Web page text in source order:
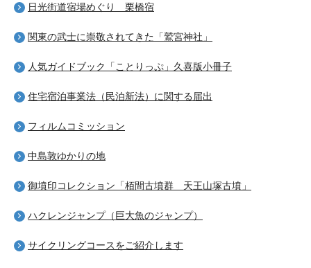
日光街道宿場めぐり 栗橋宿
関東の武士に崇敬されてきた「鷲宮神社」
人気ガイドブック「ことりっぷ」久喜版小冊子
住宅宿泊事業法（民泊新法）に関する届出
フィルムコミッション
中島敦ゆかりの地
御墳印コレクション「栢間古墳群 天王山塚古墳」
ハクレンジャンプ（巨大魚のジャンプ）
サイクリングコースをご紹介します